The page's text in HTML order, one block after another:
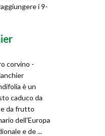
i 9-
corvino -
è un
caduco da
da frutto
dell'Europa
e de ...